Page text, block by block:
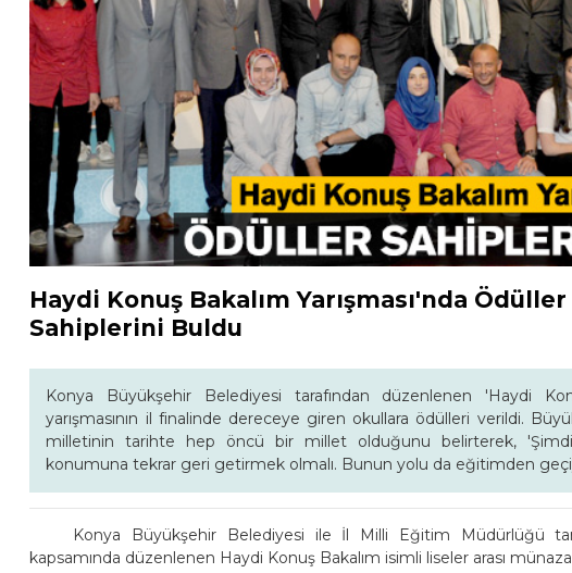
Haydi Konuş Bakalım Yarışması'nda Ödüller
Sahiplerini Buldu
Konya Büyükşehir Belediyesi tarafından düzenlenen 'Haydi
yarışmasının il finalinde dereceye giren okullara ödülleri verildi.
milletinin tarihte hep öncü bir millet olduğunu belirterek,
konumuna tekrar geri getirmek olmalı. Bunun yolu da eğitimden
Konya Büyükşehir Belediyesi ile İl Milli Eğitim Müdürlüğü
kapsamında düzenlenen Haydi Konuş Bakalım isimli liseler arası